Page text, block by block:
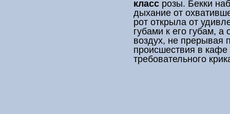
класс розы. Бекки
дыхание от
рот открыла от
губами к его губам,
воздух, не прерывая
происшествия в кафе
требовательного